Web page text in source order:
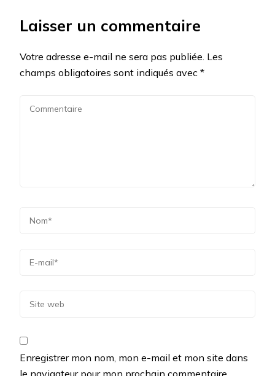
Laisser un commentaire
Votre adresse e-mail ne sera pas publiée. Les
champs obligatoires sont indiqués avec *
Enregistrer mon nom, mon e-mail et mon site dans